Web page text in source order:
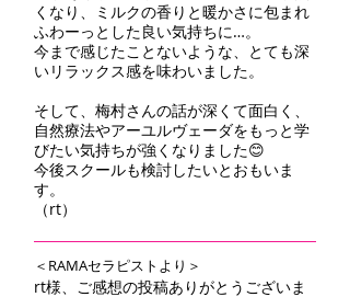
くなり、ミルクの香りと暖かさに包まれ
ふわーっとした良い気持ちに…。
今まで感じたことないような、とても深
いリラックス感を味わいました。
そして、梅村さんの話が深くて面白く、
自然療法やアーユルヴェーダをもっと学
びたい気持ちが強くなりました😊
今後スクールも検討したいとおもいま
す。
（rt）
＜RAMAセラピストより＞
rt様、ご感想の投稿ありがとうございま